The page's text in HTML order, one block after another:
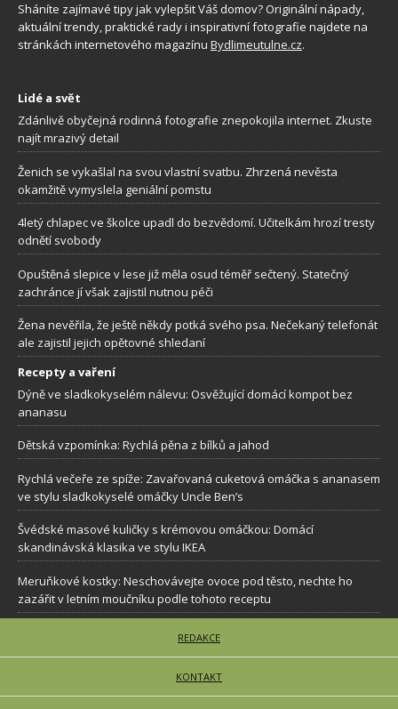
Sháníte zajímavé tipy jak vylepšit Váš domov? Originální nápady,
aktuální trendy, praktické rady i inspirativní fotografie najdete na
stránkách internetového magazínu Bydlimeutulne.cz.
Lidé a svět
Zdánlivě obyčejná rodinná fotografie znepokojila internet. Zkuste
najít mrazivý detail
Ženich se vykašlal na svou vlastní svatbu. Zhrzená nevěsta
okamžitě vymyslela geniální pomstu
4letý chlapec ve školce upadl do bezvědomí. Učitelkám hrozí tresty
odnětí svobody
Opuštěná slepice v lese již měla osud téměř sečtený. Statečný
zachránce jí však zajistil nutnou péči
Žena nevěřila, že ještě někdy potká svého psa. Nečekaný telefonát
ale zajistil jejich opětovné shledaní
Recepty a vaření
Dýně ve sladkokyselém nálevu: Osvěžující domácí kompot bez
ananasu
Dětská vzpomínka: Rychlá pěna z bílků a jahod
Rychlá večeře ze spíže: Zavařovaná cuketová omáčka s ananasem
ve stylu sladkokyselé omáčky Uncle Ben’s
Švédské masové kuličky s krémovou omáčkou: Domácí
skandinávská klasika ve stylu IKEA
Meruňkové kostky: Neschovávejte ovoce pod těsto, nechte ho
zazářit v letním moučníku podle tohoto receptu
REDAKCE
KONTAKT